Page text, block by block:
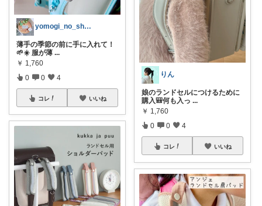
yomogi_no_shunou
薄手の季節の前に手に入れて！
🌱☀️ 服が薄 ...
￥ 1,760
0 0 4
コレ いいね
りん
娘のランドセルにつけるために
購入🎒何も入っ ...
￥ 1,760
0 0 4
コレ いいね